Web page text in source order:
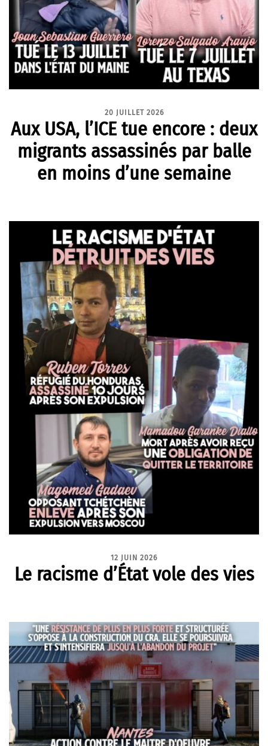
20 JUILLET 2026
Aux USA, l’ICE tue encore : deux
migrants assassinés par balle
en moins d’une semaine
12 JUIN 2026
Le racisme d’État vole des vies